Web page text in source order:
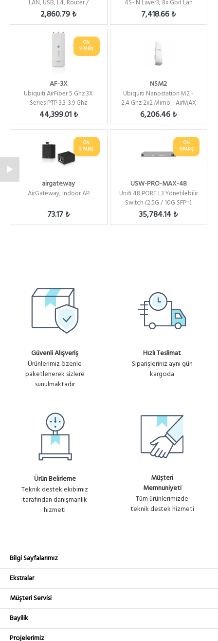
LAN, USB, L4, Router /
Firewall / H...
2,860.79 ₺
4S-IN Layer3, 8x Gbit Lan
,4xSFP,Switc...
7,418.66 ₺
ÖN
SİPARİŞ
AF-3X
Ubiquiti AirFiber 5 Ghz 3X
Series PTP 3.3-3.9 Ghz
44,399.01 ₺
NSM2
Ubiquiti Nanostation M2 -
2.4 Ghz 2x2 Mimo - AirMAX
6,206.46 ₺
ÖN
SİPARİŞ
airgateway
AirGateway, Indoor AP
73.17 ₺
ÖN
SİPARİŞ
USW-PRO-MAX-48
Unifi 48 PORT L3 Yönetilebilir
Switch (2.5G / 10G SFP+)
35,784.14 ₺
Güvenli Alışveriş
Ürünlerimiz özenle
paketlenerek sizlere
sunulmaktadır
Hızlı Teslimat
Siparişleriniz aynı gün
kargoda
Ürün Belirleme
Teknik destek ekibimiz
tarafından danışmanlık
hizmeti
Müşteri
Memnuniyeti
Tüm ürünlerimizde
teknik destek hizmeti
Bilgi Sayfalarımız
Ekstralar
Müşteri Servisi
Bayilik
Projelerimiz